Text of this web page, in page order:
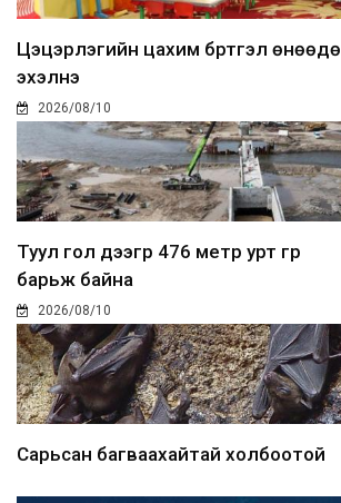
Цэцэрлэгийн цахим бүртгэл
эхэлнэ
2026/08/10
Туул гол дээгүүр 476 метр урт гүүр
барьж байна
2026/08/10
Сарьсан багваахайтай холбоотой